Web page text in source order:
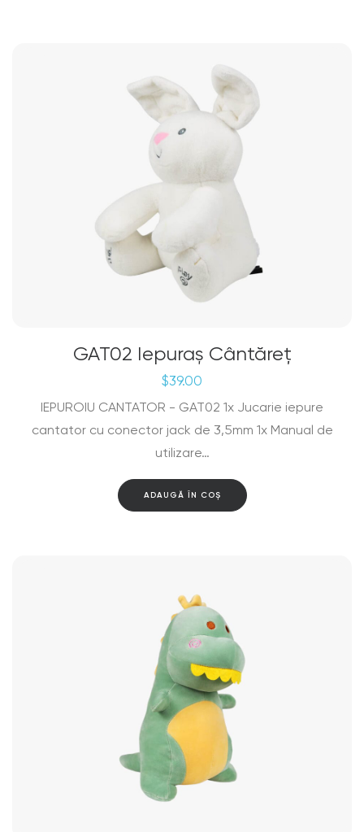
GAT02 Iepuraș Cântăreț
$39.00
IEPUROIU CANTATOR - GAT02 1x Jucarie iepure
cantator cu conector jack de 3,5mm 1x Manual de
utilizare…
ADAUGĂ ÎN COȘ